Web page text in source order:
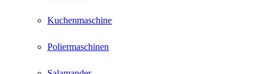
Kuchenmaschine
Poliermaschinen